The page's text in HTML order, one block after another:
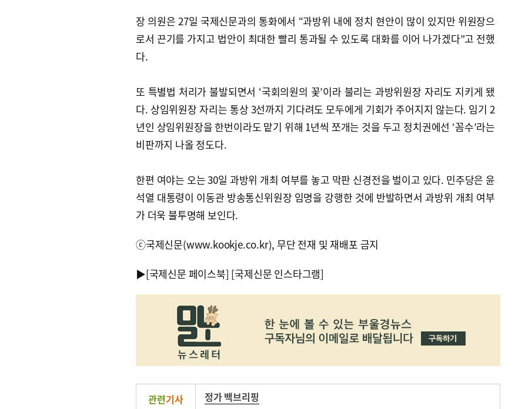
장 의원은 27일 국제신문과의 통화에서 “과방위 내에 정치 현안이 많이 있지만 위원장으
로서 끈기를 가지고 법안이 최대한 빨리 통과될 수 있도록 대화를 이어 나가겠다”고 전했
다.
또 특별법 처리가 불발되면서 ‘국회의원의 꽃’이라 불리는 과방위원장 자리도 지키게 됐
다. 상임위원장 자리는 통상 3선까지 기다려도 모두에게 기회가 주어지지 않는다. 임기 2
년인 상임위원장을 한번이라도 맡기 위해 1년씩 쪼개는 것을 두고 정치권에선 ‘꼼수’라는
비판까지 나올 정도다.
한편 여야는 오는 30일 과방위 개최 여부를 놓고 막판 신경전을 벌이고 있다. 민주당은 윤
석열 대통령이 이동관 방송통신위원장 임명을 강행한 것에 반발하면서 과방위 개최 여부
가 더욱 불투명해 보인다.
ⓒ국제신문(www.kookje.co.kr), 무단 전재 및 재배포 금지
▶[국제신문 페이스북] [국제신문 인스타그램]
관련기사 정가 백브리핑